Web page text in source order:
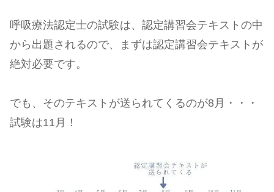
呼吸療法認定士の試験は、認定講習会テキストの中
から出題されるので、まずは認定講習会テキストが
絶対必要です。
でも、そのテキストが送られてくるのが8月・・・
試験は11月！